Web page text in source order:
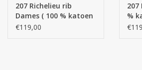
207 Richelieu rib
Dames ( 100 % katoen
getwijnd fijn,
€119,00
207
%